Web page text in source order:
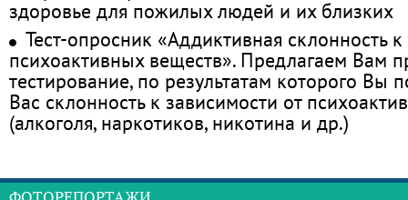
здоровье для пожилых людей и их близких
Тест-опросник «Аддиктивная склонность
психоактивных веществ». Предлагаем Вам
тестирование, по результатам которого Вы
Вас склонность к зависимости от
(алкоголя, наркотиков, никотина и др.)